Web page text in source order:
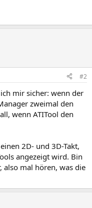
#2
mir sicher: wenn der
zweimal den
wenn ATITool den
2D- und 3D-Takt,
angezeigt wird. Bin
also mal hören, was die